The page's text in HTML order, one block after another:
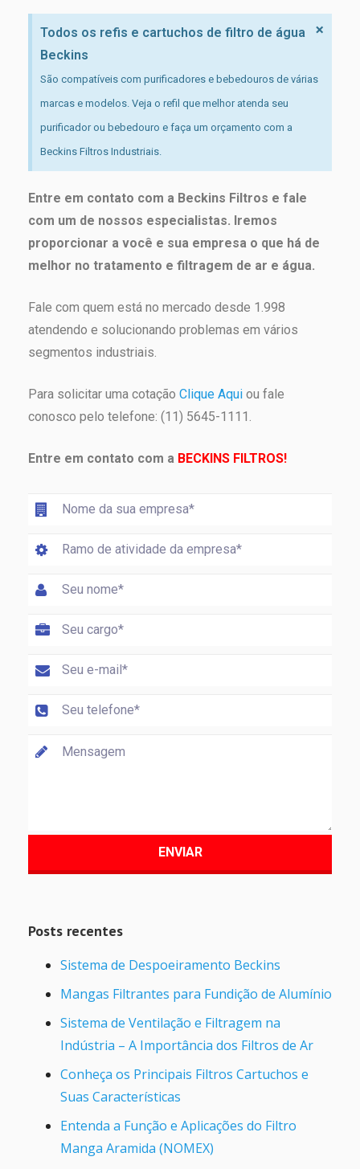
Todos os refis e cartuchos de filtro de água
Beckins
São compatíveis com purificadores e bebedouros de várias
marcas e modelos. Veja o refil que melhor atenda seu
purificador ou bebedouro e faça um orçamento com a
Beckins Filtros Industriais.
×
Entre em contato com a Beckins Filtros e fale
com um de nossos especialistas. Iremos
proporcionar a você e sua empresa o que há de
melhor no tratamento e filtragem de ar e água.
Fale com quem está no mercado desde 1.998
atendendo e solucionando problemas em vários
segmentos industriais.
Para solicitar uma cotação Clique Aqui ou fale
conosco pelo telefone: (11) 5645-1111.
Entre em contato com a BECKINS FILTROS!
Posts recentes
Sistema de Despoeiramento Beckins
Mangas Filtrantes para Fundição de Alumínio
Sistema de Ventilação e Filtragem na
Indústria – A Importância dos Filtros de Ar
Conheça os Principais Filtros Cartuchos e
Suas Características
Entenda a Função e Aplicações do Filtro
Manga Aramida (NOMEX)